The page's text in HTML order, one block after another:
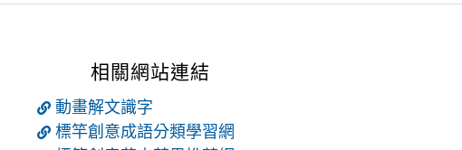
相關網站連結
動畫解文識字
標竿創意成語分類學習網